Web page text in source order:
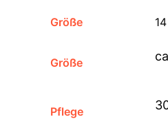
Größe
Größe
Pflege